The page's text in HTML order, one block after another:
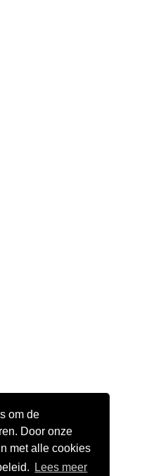
om de
Door onze
met alle cookies
Lees meer